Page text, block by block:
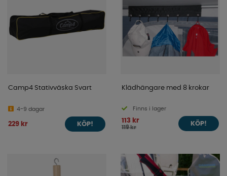
Camp4 Stativväska Svart
4-9 dagar
229 kr KÖP!
Klädhängare med 8 krokar
Finns i lager
113 kr
119 kr
KÖP!